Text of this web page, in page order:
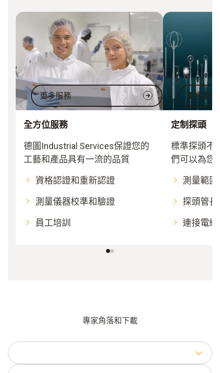
更多服務
全方位服務
德圖Industrial Services保證您的
工藝和產品具有一流的品質
資格認證和重新認證
測量儀器校準和驗證
員工培訓
更多探頭
定制探頭
標準探頭不
們可以為您
測量範
探頭管長
連接電纜
專家角落和下載